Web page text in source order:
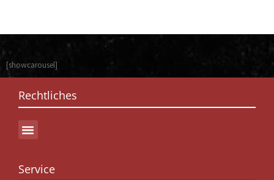
[showcarousel]
Rechtliches
Service